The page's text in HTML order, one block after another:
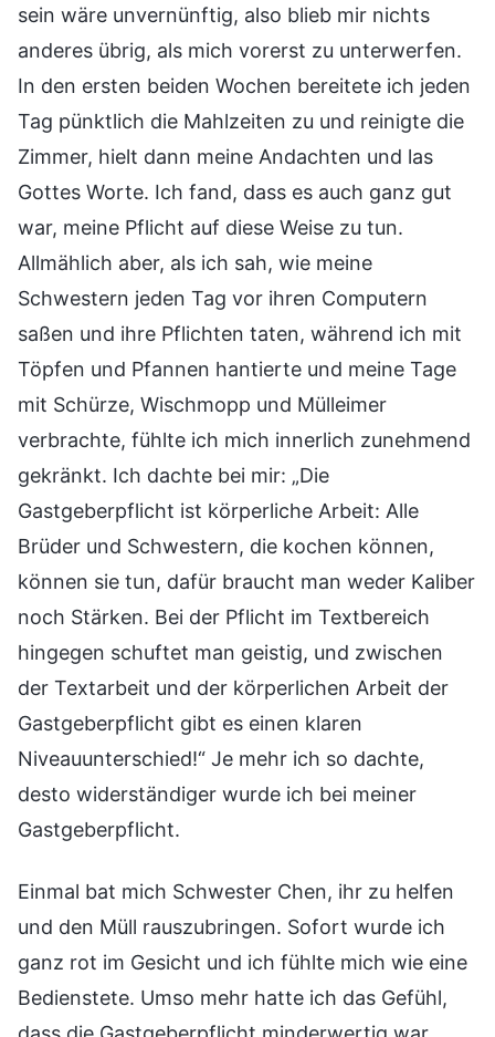
sein wäre unvernünftig, also blieb mir nichts
anderes übrig, als mich vorerst zu unterwerfen.
In den ersten beiden Wochen bereitete ich jeden
Tag pünktlich die Mahlzeiten zu und reinigte die
Zimmer, hielt dann meine Andachten und las
Gottes Worte. Ich fand, dass es auch ganz gut
war, meine Pflicht auf diese Weise zu tun.
Allmählich aber, als ich sah, wie meine
Schwestern jeden Tag vor ihren Computern
saßen und ihre Pflichten taten, während ich mit
Töpfen und Pfannen hantierte und meine Tage
mit Schürze, Wischmopp und Mülleimer
verbrachte, fühlte ich mich innerlich zunehmend
gekränkt. Ich dachte bei mir: „Die
Gastgeberpflicht ist körperliche Arbeit: Alle
Brüder und Schwestern, die kochen können,
können sie tun, dafür braucht man weder Kaliber
noch Stärken. Bei der Pflicht im Textbereich
hingegen schuftet man geistig, und zwischen
der Textarbeit und der körperlichen Arbeit der
Gastgeberpflicht gibt es einen klaren
Niveauunterschied!“ Je mehr ich so dachte,
desto widerständiger wurde ich bei meiner
Gastgeberpflicht.
Einmal bat mich Schwester Chen, ihr zu helfen
und den Müll rauszubringen. Sofort wurde ich
ganz rot im Gesicht und ich fühlte mich wie eine
Bedienstete. Umso mehr hatte ich das Gefühl,